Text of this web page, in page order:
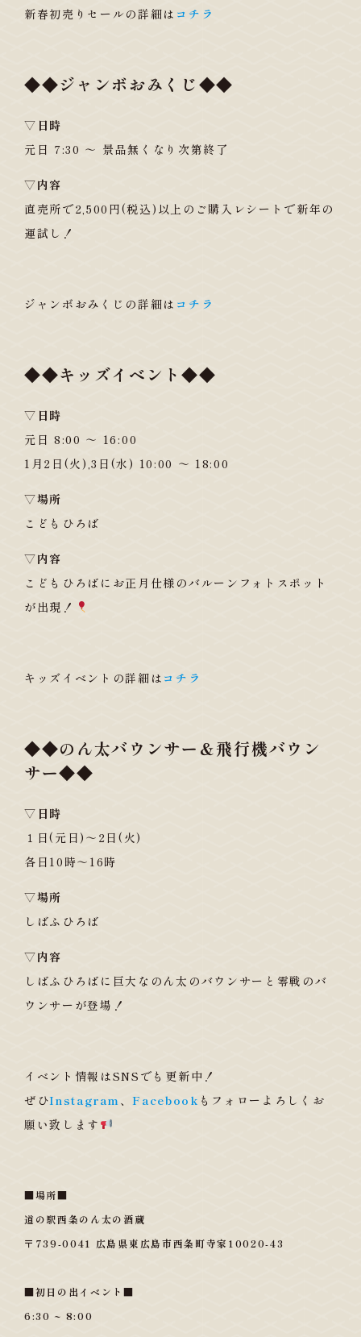
新春初売りセールの詳細は コチラ
◆◆ジャンボおみくじ◆◆
▽日時
元日 7:30 ～ 景品無くなり次第終了
▽内容
直売所で2,500円(税込)以上のご購入レシートで新年の
運試し！
ジャンボおみくじの詳細は コチラ
◆◆キッズイベント◆◆
▽日時
元日 8:00 ～ 16:00
1月2日(火),3日(水) 10:00 ～ 18:00
▽場所
こどもひろば
▽内容
こどもひろばにお正月仕様のバルーンフォトスポット
が出現！
キッズイベントの詳細は コチラ
◆◆のん太バウンサー＆飛行機バウン
サー◆◆
▽日時
１日(元日)～2日(火)
各日10時～16時
▽場所
しばふひろば
▽内容
しばふひろばに巨大なのん太のバウンサーと零戦のバ
ウンサーが登場！
イベント情報はSNSでも更新中！
ぜひInstagram、Facebook もフォローよろしくお
願い致します
■場所■
道の駅西条のん太の酒蔵
〒739-0041 広島県東広島市西条町寺家10020-43
■初日の出イベント■
6:30 ~ 8:00